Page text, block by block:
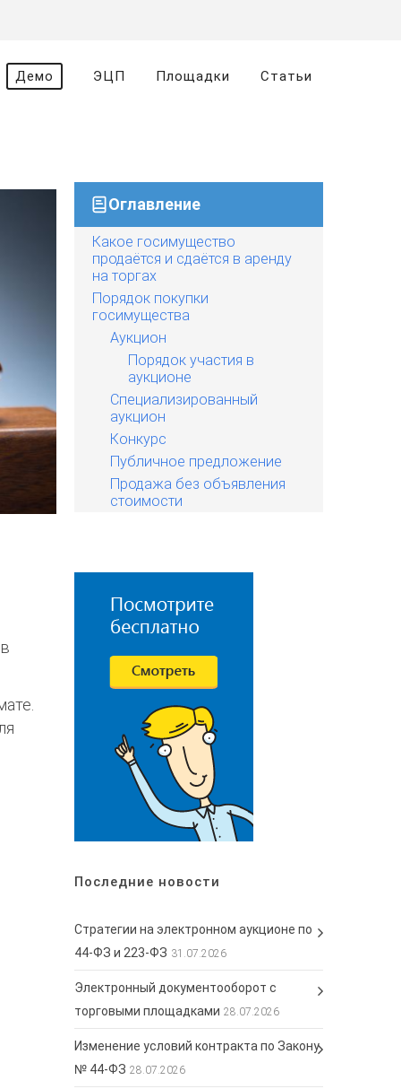
Демо ЭЦП Площадки Статьи
Оглавление
Какое госимущество
продаётся и сдаётся в аренду
на торгах
Порядок покупки
госимущества
Аукцион
Порядок участия в
аукционе
Специализированный
аукцион
Конкурс
Публичное предложение
Продажа без объявления
стоимости
Последние новости
Стратегии на электронном аукционе по
44-ФЗ и 223-ФЗ 31.07.2026
Электронный документооборот с
торговыми площадками 28.07.2026
Изменение условий контракта по Закону
№ 44-ФЗ 28.07.2026